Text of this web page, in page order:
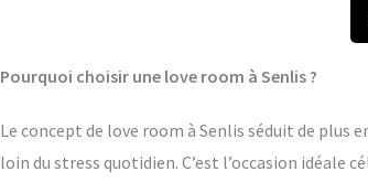
Pourquoi choisir une love room à Senlis ?
Le concept de love room à Senlis séduit de plus
loin du stress quotidien. C’est l’occasion